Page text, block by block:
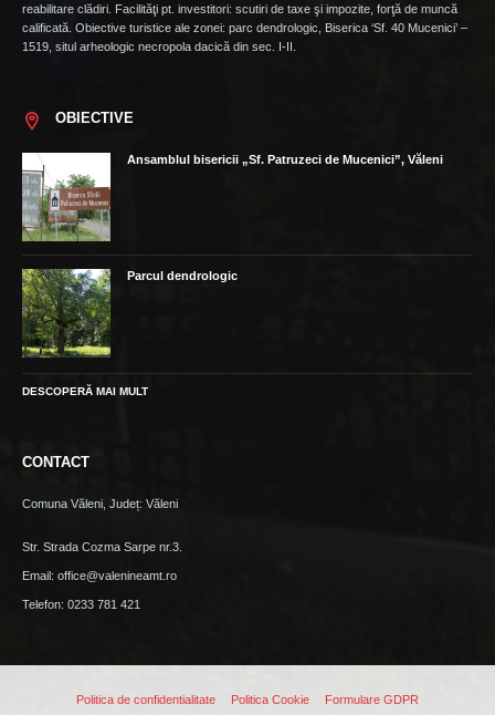
reabilitare clădiri. Facilităţi pt. investitori: scutiri de taxe şi impozite, forţă de muncă
calificată. Obiective turistice ale zonei: parc dendrologic, Biserica ‘Sf. 40 Mucenici’ –
1519, situl arheologic necropola dacică din sec. I-II.
OBIECTIVE
Ansamblul bisericii „Sf. Patruzeci de Mucenici”, Văleni
Parcul dendrologic
DESCOPERĂ MAI MULT
CONTACT
Comuna Văleni, Județ: Văleni
Str. Strada Cozma Sarpe nr.3.
Email: office@valenineamt.ro
Telefon: 0233 781 421
Politica de confidentialitate Politica Cookie Formulare GDPR